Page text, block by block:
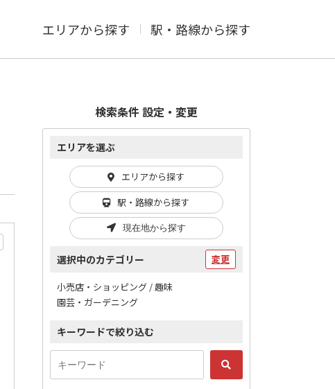
エリアから探す 駅・路線から探す
検索条件 設定・変更
エリアを選ぶ
エリアから探す
駅・路線から探す
現在地から探す
選択中のカテゴリー 変更
小売店・ショッピング / 趣味
園芸・ガーデニング
キーワードで絞り込む